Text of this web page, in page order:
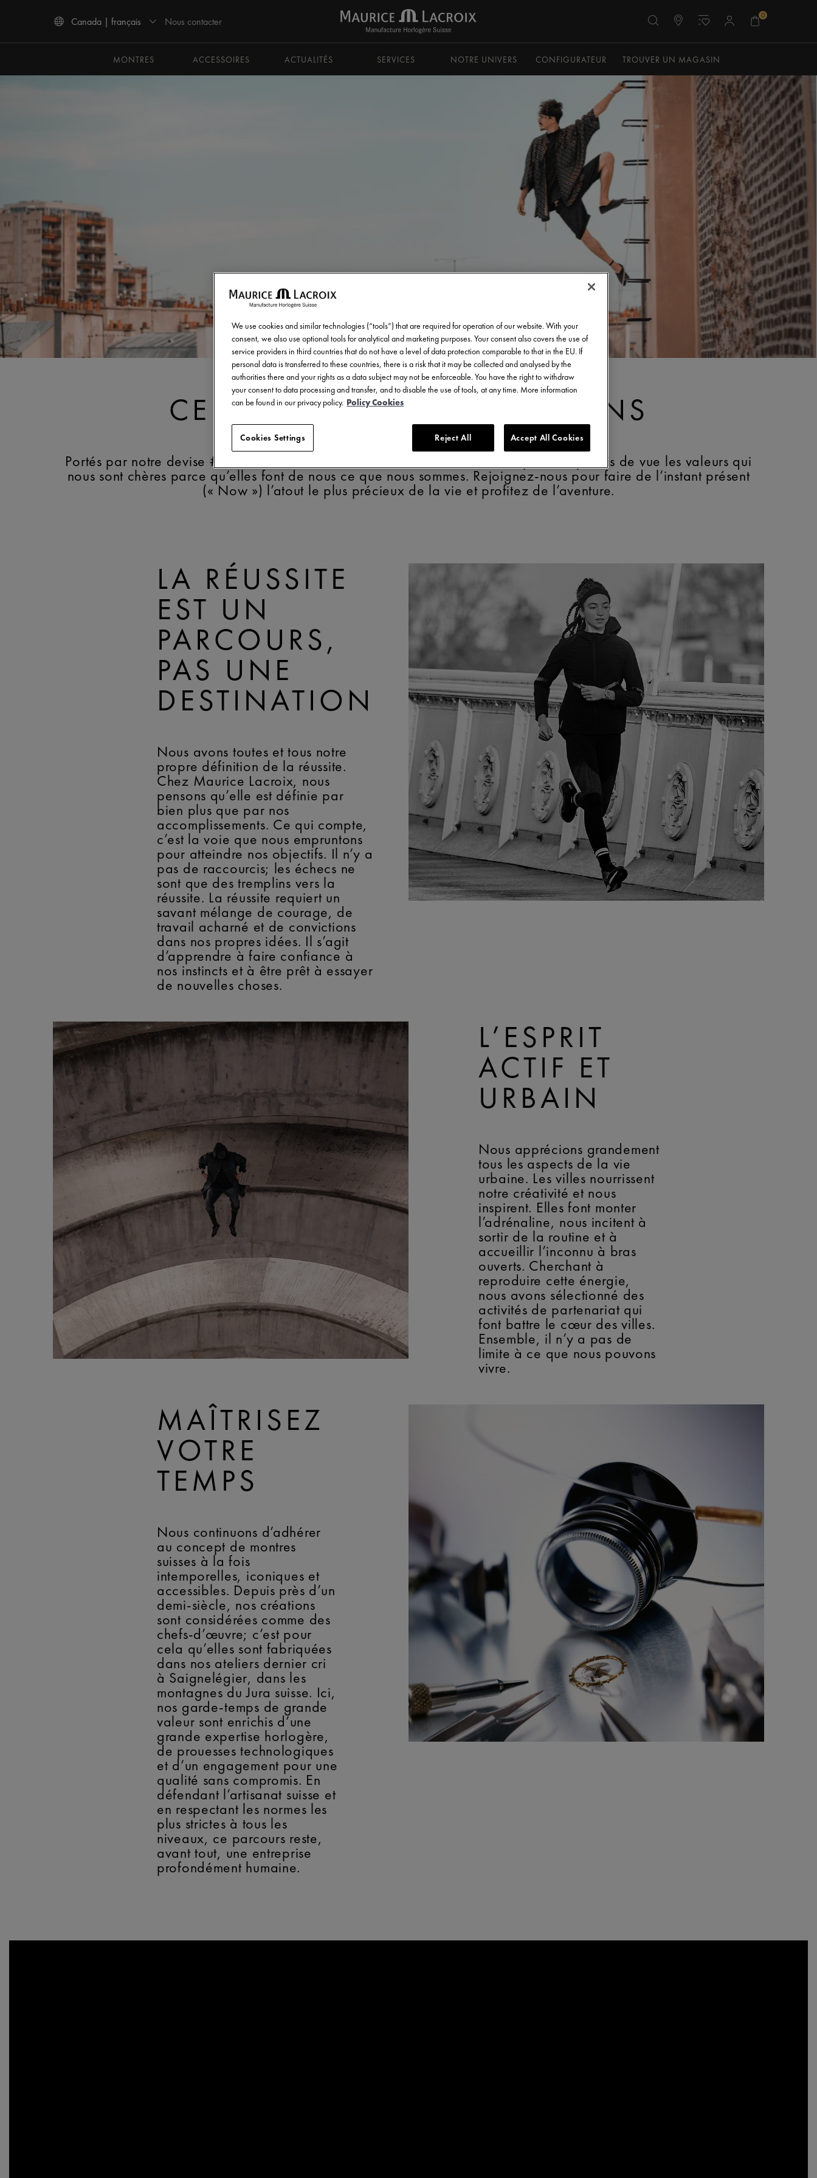
Canada | français Nous contacter 0
MONTRES
ACCESSOIRES ACTUALITÉS SERVICES NOTRE UNIVERS CONFIGURATEUR TROUVER UN MAGASIN
CE EN QUOI NOUS CROYONS
Portés par notre devise #YourTimeIsNow (« C’est votre moment »), nous ne perdons jamais de vue les valeurs qui
nous sont chères parce qu’elles font de nous ce que nous sommes. Rejoignez-nous pour faire de l’instant présent
(« Now ») l’atout le plus précieux de la vie et profitez de l’aventure.
LA RÉUSSITE
EST UN
PARCOURS,
PAS UNE
DESTINATION
Nous avons toutes et tous notre
propre définition de la réussite.
Chez Maurice Lacroix, nous
pensons qu’elle est définie par
bien plus que par nos
accomplissements. Ce qui compte,
c’est la voie que nous empruntons
pour atteindre nos objectifs. Il n’y a
pas de raccourcis; les échecs ne
sont que des tremplins vers la
réussite. La réussite requiert un
savant mélange de courage, de
travail acharné et de convictions
dans nos propres idées. Il s’agit
d’apprendre à faire confiance à
nos instincts et à être prêt à essayer
de nouvelles choses.
L’ESPRIT
ACTIF ET
URBAIN
Nous apprécions grandement
tous les aspects de la vie
urbaine. Les villes nourrissent
notre créativité et nous
inspirent. Elles font monter
l’adrénaline, nous incitent à
sortir de la routine et à
accueillir l’inconnu à bras
ouverts. Cherchant à
reproduire cette énergie,
nous avons sélectionné des
activités de partenariat qui
font battre le cœur des villes.
Ensemble, il n’y a pas de
limite à ce que nous pouvons
vivre.
MAÎTRISEZ
VOTRE
TEMPS
Nous continuons d’adhérer
au concept de montres
suisses à la fois
intemporelles, iconiques et
accessibles. Depuis près d’un
demi-siècle, nos créations
sont considérées comme des
chefs-d’œuvre; c’est pour
cela qu’elles sont fabriquées
dans nos ateliers dernier cri
à Saignelégier, dans les
montagnes du Jura suisse. Ici,
nos garde-temps de grande
valeur sont enrichis d’une
grande expertise horlogère,
de prouesses technologiques
et d’un engagement pour une
qualité sans compromis. En
défendant l’artisanat suisse et
en respectant les normes les
plus strictes à tous les
niveaux, ce parcours reste,
avant tout, une entreprise
profondément humaine.
We use cookies and similar technologies (“tools”) that are required for operation of our website. With your
consent, we also use optional tools for analytical and marketing purposes. Your consent also covers the use of
service providers in third countries that do not have a level of data protection comparable to that in the EU. If
personal data is transferred to these countries, there is a risk that it may be collected and analysed by the
authorities there and your rights as a data subject may not be enforceable. You have the right to withdraw
your consent to data processing and transfer, and to disable the use of tools, at any time. More information
can be found in our privacy policy. Policy Cookies
Reject All Accept All Cookies
Cookies Settings